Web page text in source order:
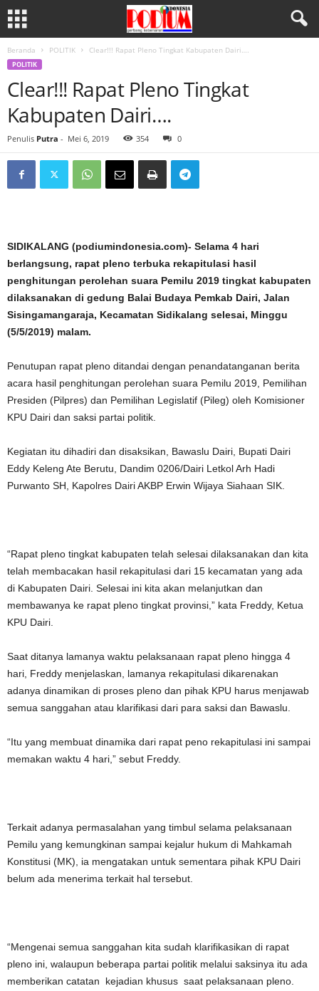
Beranda POLITIK Clear!!! Rapat Pleno Tingkat Kabupaten Dairi….
POLITIK
Clear!!! Rapat Pleno Tingkat
Kabupaten Dairi….
Penulis Putra - Mei 6, 2019 354 0
SIDIKALANG (podiumindonesia.com)- Selama 4 hari
berlangsung, rapat pleno terbuka rekapitulasi hasil
penghitungan perolehan suara Pemilu 2019 tingkat kabupaten
dilaksanakan di gedung Balai Budaya Pemkab Dairi, Jalan
Sisingamangaraja, Kecamatan Sidikalang selesai, Minggu
(5/5/2019) malam.
Penutupan rapat pleno ditandai dengan penandatanganan berita
acara hasil penghitungan perolehan suara Pemilu 2019, Pemilihan
Presiden (Pilpres) dan Pemilihan Legislatif (Pileg) oleh Komisioner
KPU Dairi dan saksi partai politik.
Kegiatan itu dihadiri dan disaksikan, Bawaslu Dairi, Bupati Dairi
Eddy Keleng Ate Berutu, Dandim 0206/Dairi Letkol Arh Hadi
Purwanto SH, Kapolres Dairi AKBP Erwin Wijaya Siahaan SIK.
“Rapat pleno tingkat kabupaten telah selesai dilaksanakan dan kita
telah membacakan hasil rekapitulasi dari 15 kecamatan yang ada
di Kabupaten Dairi. Selesai ini kita akan melanjutkan dan
membawanya ke rapat pleno tingkat provinsi,” kata Freddy, Ketua
KPU Dairi.
Saat ditanya lamanya waktu pelaksanaan rapat pleno hingga 4
hari, Freddy menjelaskan, lamanya rekapitulasi dikarenakan
adanya dinamikan di proses pleno dan pihak KPU harus menjawab
semua sanggahan atau klarifikasi dari para saksi dan Bawaslu.
“Itu yang membuat dinamika dari rapat peno rekapitulasi ini sampai
memakan waktu 4 hari,” sebut Freddy.
Terkait adanya permasalahan yang timbul selama pelaksanaan
Pemilu yang kemungkinan sampai kejalur hukum di Mahkamah
Konstitusi (MK), ia mengatakan untuk sementara pihak KPU Dairi
belum ada menerima terkait hal tersebut.
“Mengenai semua sanggahan kita sudah klarifikasikan di rapat
pleno ini, walaupun beberapa partai politik melalui saksinya itu ada
memberikan catatan kejadian khusus saat pelaksanaan pleno.